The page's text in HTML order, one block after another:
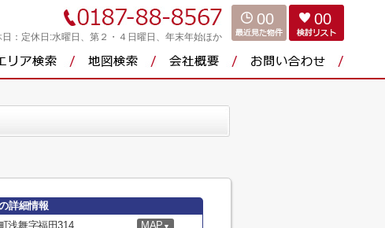
： 定休日:水曜日、第２・４日曜日、年末年始ほか
00 00
詳細情報
浅舞字福田314 MAP ▼